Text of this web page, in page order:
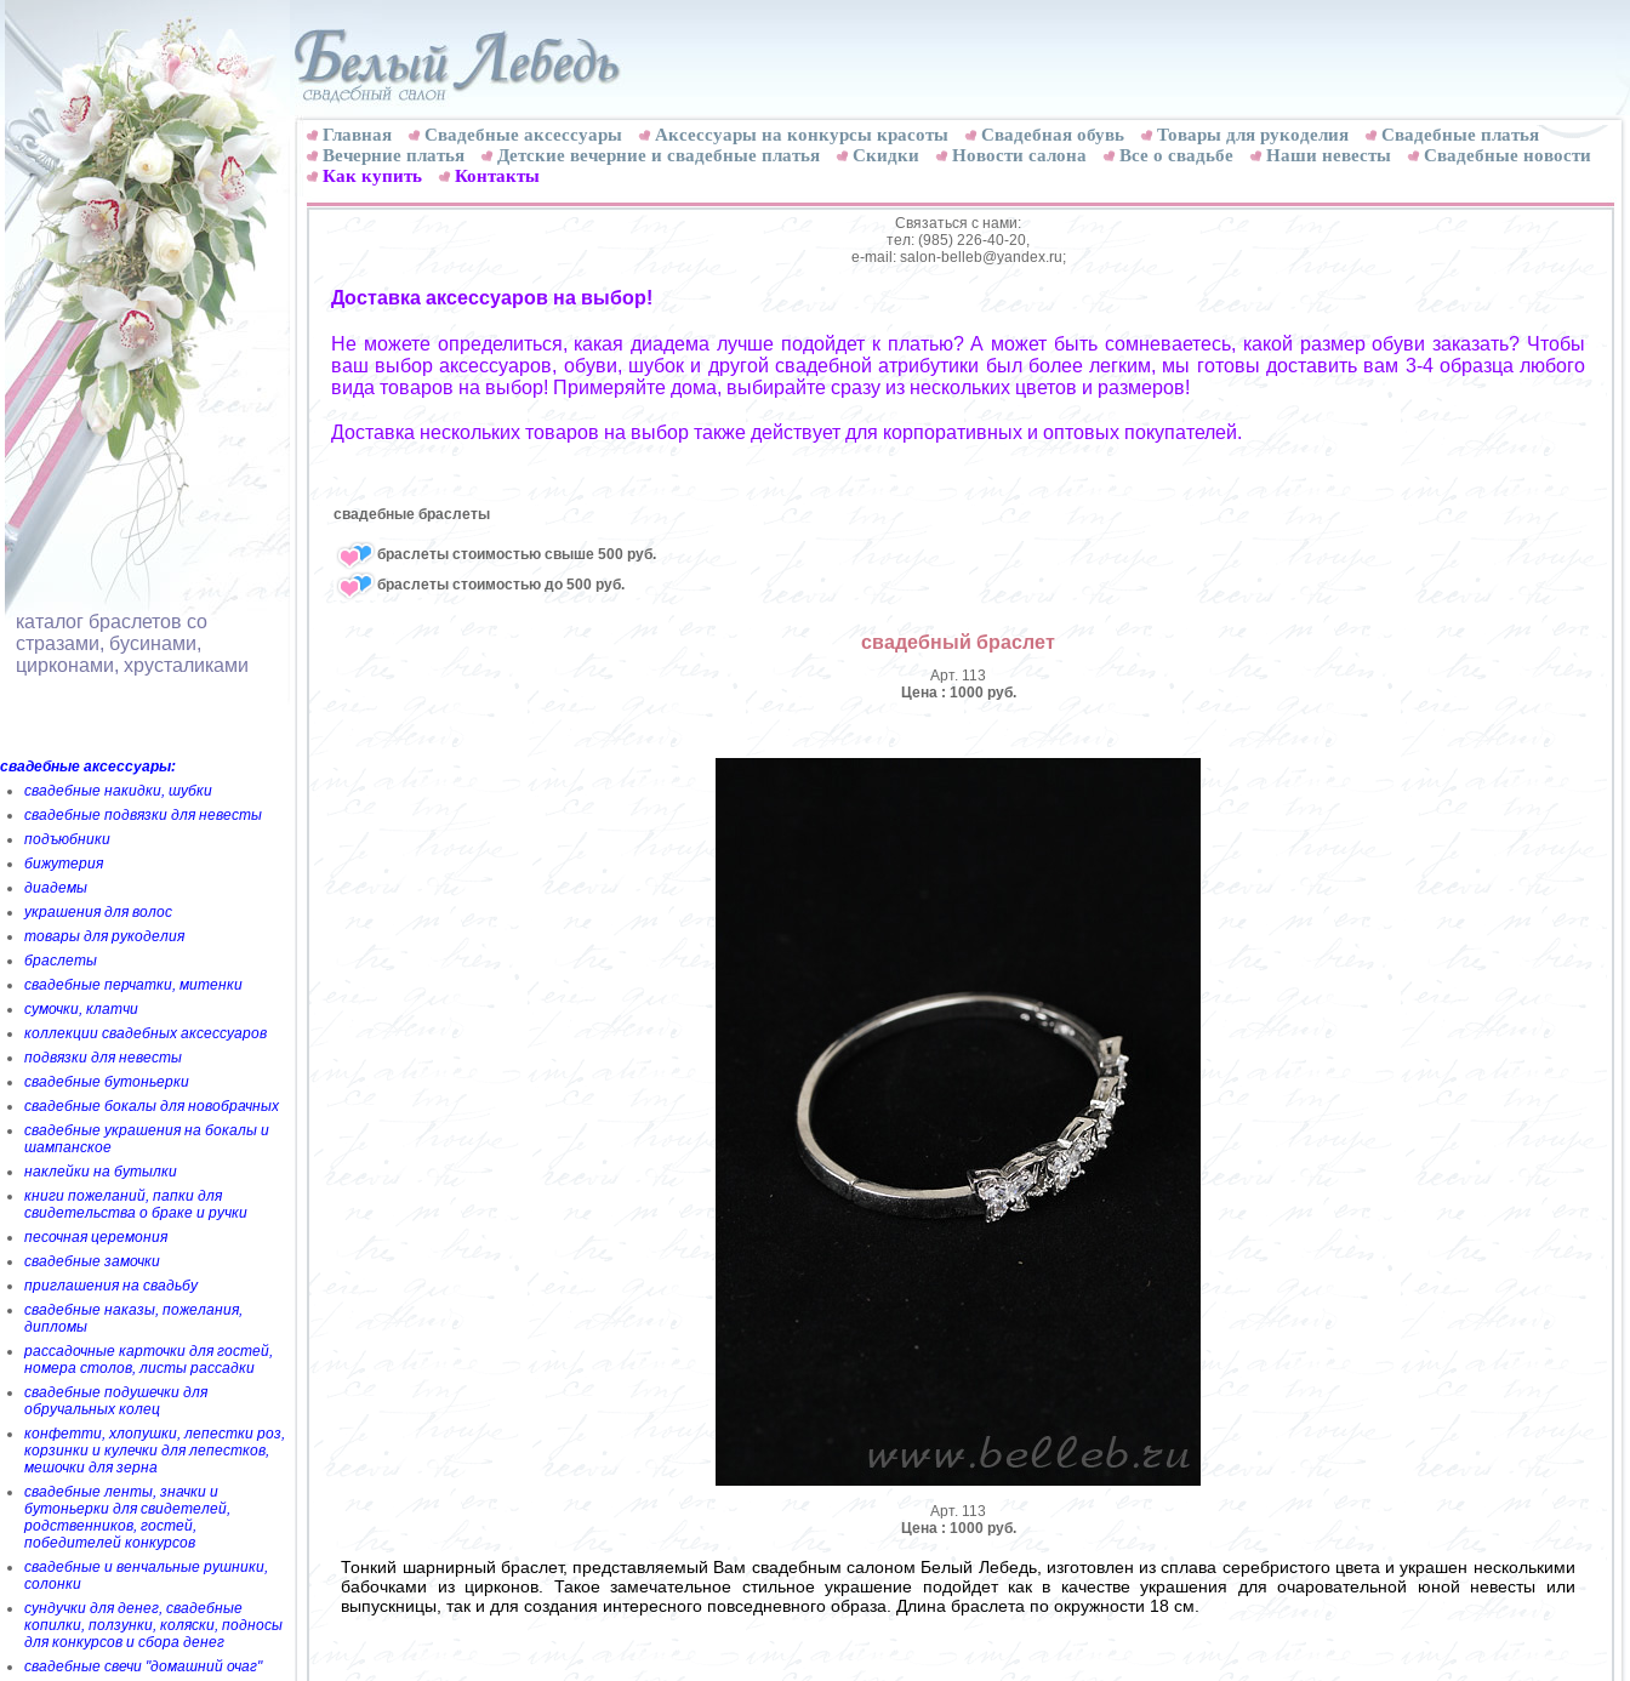
каталог браслетов со
стразами, бусинами,
цирконами, хрусталиками
свадебные аксессуары:
свадебные накидки, шубки
свадебные подвязки для невесты
подъюбники
бижутерия
диадемы
украшения для волос
товары для рукоделия
браслеты
свадебные перчатки, митенки
сумочки, клатчи
коллекции свадебных аксессуаров
подвязки для невесты
свадебные бутоньерки
свадебные бокалы для новобрачных
свадебные украшения на бокалы и
шампанское
наклейки на бутылки
книги пожеланий, папки для
свидетельства о браке и ручки
песочная церемония
свадебные замочки
приглашения на свадьбу
свадебные наказы, пожелания,
дипломы
рассадочные карточки для гостей,
номера столов, листы рассадки
свадебные подушечки для
обручальных колец
конфетти, хлопушки, лепестки роз,
корзинки и кулечки для лепестков,
мешочки для зерна
свадебные ленты, значки и
бутоньерки для свидетелей,
родственников, гостей,
победителей конкурсов
свадебные и венчальные рушники,
солонки
сундучки для денег, свадебные
копилки, ползунки, коляски, подносы
для конкурсов и сбора денег
свадебные свечи "домашний очаг"
Главная Свадебные аксессуары Аксессуары на конкурсы красоты Свадебная обувь Товары для рукоделия
Cвадебные платья
Вечерние платья
Детские вечерние и свадебные платья Скидки Новости салона Все о свадьбе Наши невесты
Свадебные новости
Как купить
Контакты
Связаться с нами:
тел: (985) 226-40-20,
e-mail: salon-belleb@yandex.ru;
Доставка аксессуаров на выбор!
Не можете определиться, какая диадема лучше подойдет к платью? А может быть сомневаетесь, какой размер обуви заказать? Чтобы
ваш выбор аксессуаров, обуви, шубок и другой свадебной атрибутики был более легким, мы готовы доставить вам 3-4 образца любого
вида товаров на выбор! Примеряйте дома, выбирайте сразу из нескольких цветов и размеров!
Доставка нескольких товаров на выбор также действует для корпоративных и оптовых покупателей.
свадебные браслеты
браслеты стоимостью свыше 500 руб.
браслеты стоимостью до 500 руб.
свадебный браслет
Арт. 113
Цена : 1000 руб.
Арт. 113
Цена : 1000 руб.
Тонкий шарнирный браслет, представляемый Вам свадебным салоном Белый Лебедь, изготовлен из сплава серебристого цвета и украшен несколькими
бабочками из цирконов. Такое замечательное стильное украшение подойдет как в качестве украшения для очаровательной юной невесты или
выпускницы, так и для создания интересного повседневного образа. Длина браслета по окружности 18 см.